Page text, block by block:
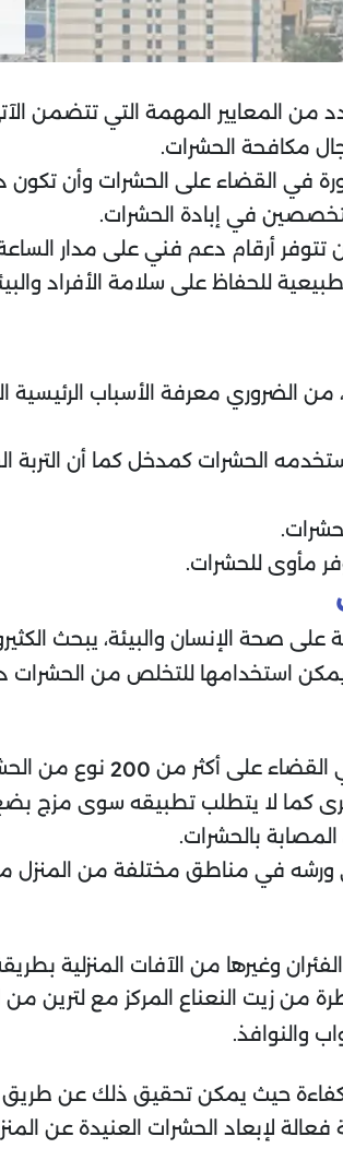
من المعايير المهمة التي تتضمن
مكافحة الحشرات.
في القضاء على الحشرات وأن تكون
في إبادة الحشرات.
أرقام دعم فني على مدار الساعة
للحفاظ على سلامة الأفراد
الضروري معرفة الأسباب
الحشرات كمدخل كما أن التربة
مأوى للحشرات.
على صحة الإنسان والبيئة، يبحث
استخدامها للتخلص من الحشرات
القضاء على أكثر من 200 نوع من
كما لا يتطلب تطبيقه سوى مزج
بالحشرات.
في مناطق مختلفة من المنزل
وغيرها من الآفات المنزلية
من زيت النعناع المركز مع لترين
والنوافذ.
وكفاءة حيث يمكن تحقيق ذلك عن
لإبعاد الحشرات العنيدة عن